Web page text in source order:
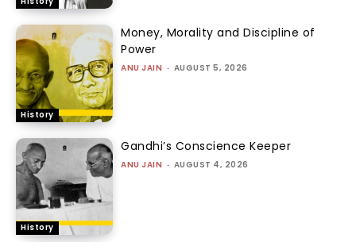
History
Money, Morality and Discipline of
Power
ANU JAIN - AUGUST 5, 2026
History
Gandhi’s Conscience Keeper
ANU JAIN - AUGUST 4, 2026